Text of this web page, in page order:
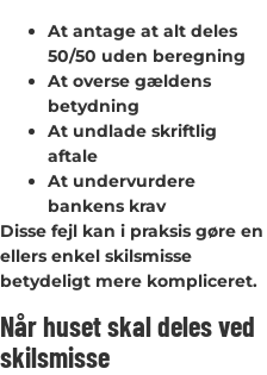
At antage at alt deles
50/50 uden beregning
At overse gældens
betydning
At undlade skriftlig
aftale
At undervurdere
bankens krav
Disse fejl kan i praksis gøre en
ellers enkel skilsmisse
betydeligt mere kompliceret.
Når huset skal deles ved
skilsmisse